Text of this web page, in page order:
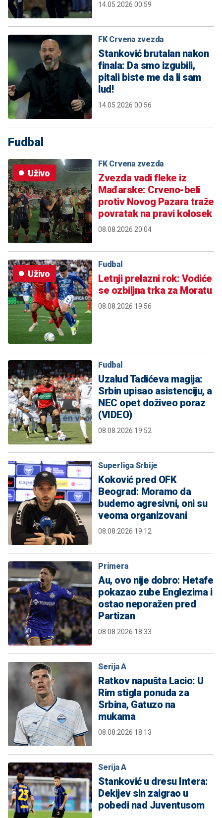
14.05.2026 00:59
FK Crvena zvezda
Stanković brutalan nakon
finala: Da smo izgubili,
pitali biste me da li sam
lud!
14.05.2026 00:56
Fudbal
Uživo
FK Crvena zvezda
Zvezda vadi fleke iz
Mađarske: Crveno-beli
protiv Novog Pazara traže
povratak na pravi kolosek
08.08.2026 20:04
Uživo
Fudbal
Letnji prelazni rok: Vodiće
se ozbiljna trka za Moratu
08.08.2026 19:56
Fudbal
Uzalud Tadićeva magija:
Srbin upisao asistenciju, a
NEC opet doživeo poraz
(VIDEO)
08.08.2026 19:52
Superliga Srbije
Koković pred OFK
Beograd: Moramo da
budemo agresivni, oni su
veoma organizovani
08.08.2026 19:12
Primera
Au, ovo nije dobro: Hetafe
pokazao zube Englezima i
ostao neporažen pred
Partizan
08.08.2026 18:33
Serija A
Ratkov napušta Lacio: U
Rim stigla ponuda za
Srbina, Gatuzo na
mukama
08.08.2026 18:13
Serija A
Stanković u dresu Intera:
Dekijev sin zaigrao u
pobedi nad Juventusom